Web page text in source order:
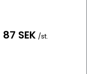
87 SEK /st.